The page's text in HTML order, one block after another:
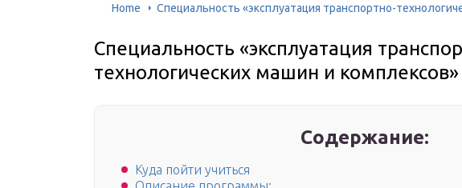
Home Специальность «эксплуатация транспортно-
Специальность «эксплуатация
технологических машин и комплексов»
Содержание:
Куда пойти учиться